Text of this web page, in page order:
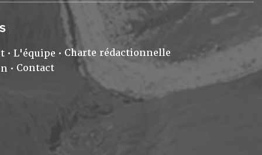
L'équipe
Charte rédactionnelle
Contact